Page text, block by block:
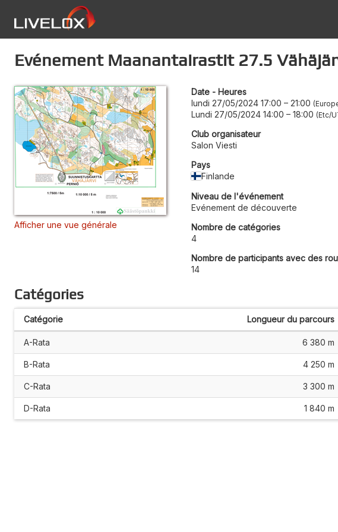
Evénement Maanantairastit 27.5
Afficher une vue générale
Date - Heures
lundi 27/05/2024 17:00 – 21:00
Lundi 27/05/2024 14:00 – 18:00 Etc/
Club organisateur
Salon Viesti
Pays
Finlande
Niveau de l'événement
Evénement de découverte
Nombre de catégories
4
Nombre de participants avec des
14
Catégories
Catégorie Longueur du parcours
A-Rata 6 380 m
B-Rata 4 250 m
C-Rata 3 300 m
D-Rata 1 840 m